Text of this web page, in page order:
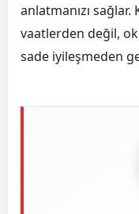
anlatmanızı
vaatlerden değil,
sade iyileşmeden